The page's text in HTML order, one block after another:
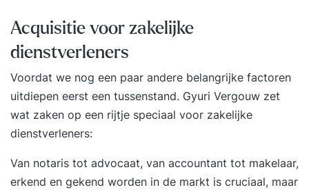
Acquisitie voor zakelijke
dienstverleners
Voordat we nog een paar andere belangrijke factoren
uitdiepen eerst een tussenstand. Gyuri Vergouw zet
wat zaken op een rijtje speciaal voor zakelijke
dienstverleners:
Van notaris tot advocaat, van accountant tot makelaar,
erkend en gekend worden in de markt is cruciaal, maar